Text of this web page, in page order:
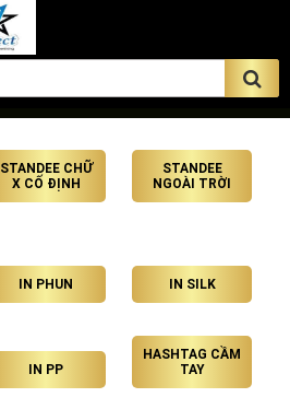
STANDEE CHỮ
X CỐ ĐỊNH
STANDEE
NGOÀI TRỜI
IN PHUN IN SILK
IN PP
HASHTAG CẦM
TAY